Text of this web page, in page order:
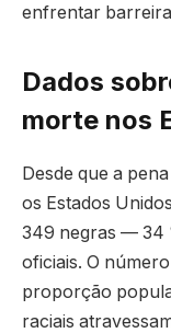
enfrentar
Dados
morte nos
Desde que a
os Estados
349 negras — 34
oficiais. O
proporção
raciais